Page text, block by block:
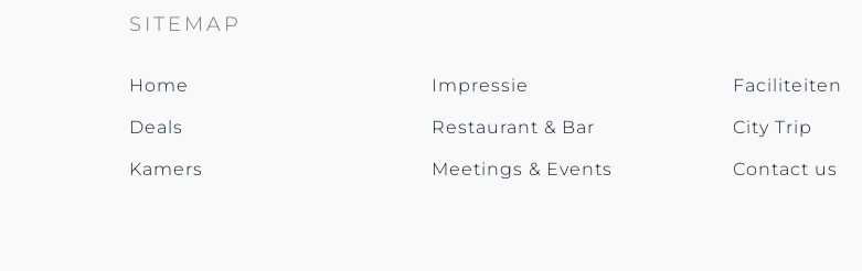
SITEMAP
Home
Deals
Kamers
Impressie
Restaurant & Bar
Meetings & Events
Faciliteiten
City Trip
Contact us